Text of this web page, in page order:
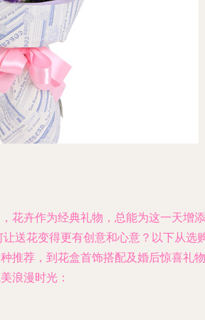
花卉作为经典礼物，总能为这一天增添
送花变得更有创意和心意？以下从选
推荐，到花盒首饰搭配及婚后惊喜礼物
浪漫时光：